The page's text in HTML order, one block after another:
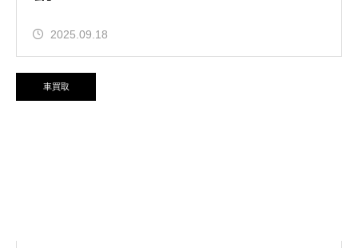
2025.09.18
車買取